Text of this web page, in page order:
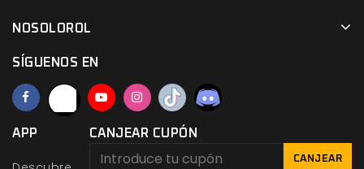
NOSOLOROL
SÍGUENOS EN
APP CANJEAR CUPÓN
CANJEAR